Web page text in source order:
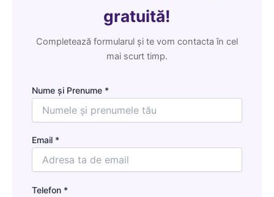
gratuită!
Completează formularul și te vom contacta în cel
mai scurt timp.
Nume și Prenume *
Email *
Telefon *